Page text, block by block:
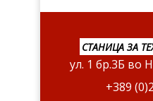
СТАНИЦА ЗА
ул. 1 бр.3Б во
+389